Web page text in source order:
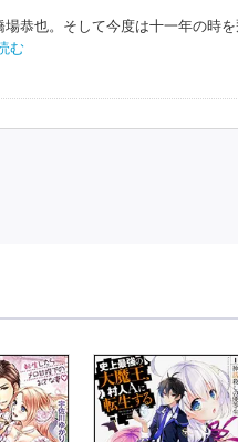
恭也。そして今度は十一年の時
む